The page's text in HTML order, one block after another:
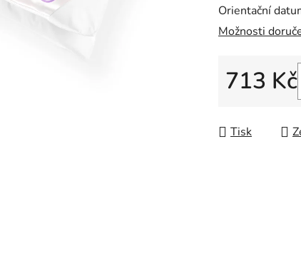
Orientační
Možnosti
713 Kč
Tisk